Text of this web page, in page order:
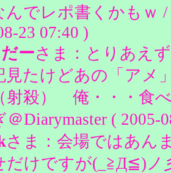
んでレポ書くかもｗ
23 07:40 )
ーさま：とりあえ
見たけどあの「アメ
射殺） 俺・・・食
＠Diarymaster ( 2005-
さま：会場ではあん
だけですが(_≧Д≦)